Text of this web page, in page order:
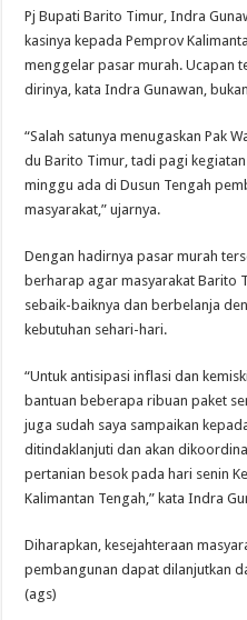
Pj Bupati Barito Timur, Indra
kasinya kepada Pemprov
menggelar pasar murah. Ucapan
dirinya, kata Indra Gunawan,
“Salah satunya menugaskan Pak
du Barito Timur, tadi pagi
minggu ada di Dusun Tengah
masyarakat,” ujarnya.
Dengan hadirnya pasar murah
berharap agar masyarakat Barito
sebaik-baiknya dan berbelanja
kebutuhan sehari-hari.
“Untuk antisipasi inflasi dan
bantuan beberapa ribuan paket
juga sudah saya sampaikan
ditindaklanjuti dan akan
pertanian besok pada hari senin
Kalimantan Tengah,” kata Indra
Diharapkan, kesejahteraan
pembangunan dapat dilanjutkan
(ags)